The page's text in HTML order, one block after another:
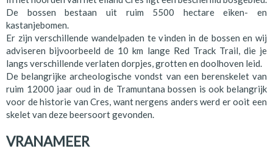
De bossen bestaan uit ruim 5500 hectare eiken- en
kastanjebomen.
Er zijn verschillende wandelpaden te vinden in de bossen en wij
adviseren bijvoorbeeld de 10 km lange Red Track Trail, die je
langs verschillende verlaten dorpjes, grotten en doolhoven leid.
De belangrijke archeologische vondst van een berenskelet van
ruim 12000 jaar oud in de Tramuntana bossen is ook belangrijk
voor de historie van Cres, want nergens anders werd er ooit een
skelet van deze beersoort gevonden.
VRANAMEER